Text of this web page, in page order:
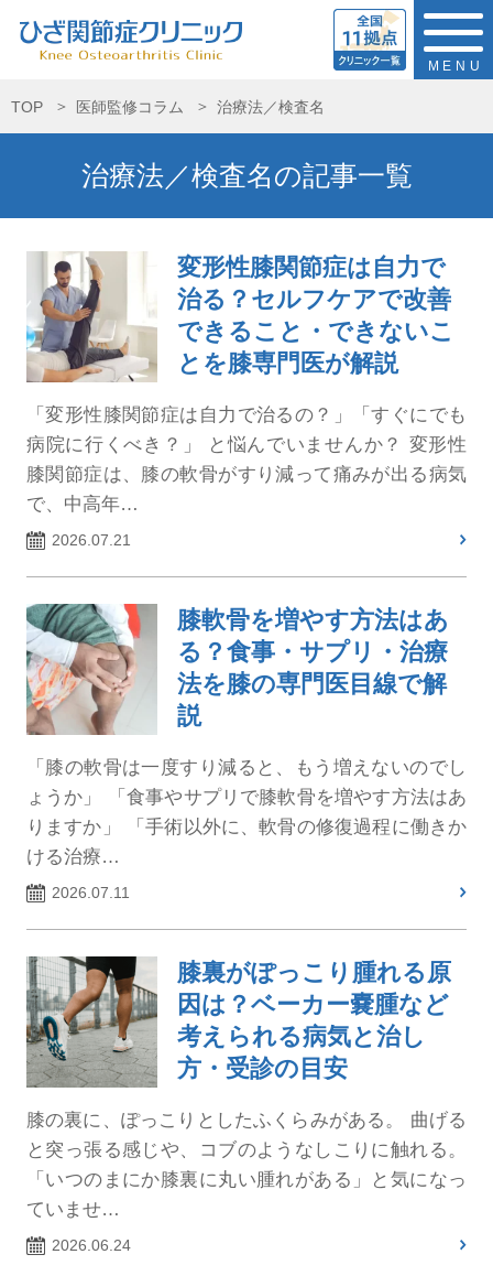
MENU
TOP 医師監修コラム 治療法／検査名
治療法／検査名の記事一覧
変形性膝関節症は自力で
治る？セルフケアで改善
できること・できないこ
とを膝専門医が解説
「変形性膝関節症は自力で治るの？」「すぐにでも
病院に行くべき？」 と悩んでいませんか？ 変形性
膝関節症は、膝の軟骨がすり減って痛みが出る病気
で、中高年…
2026.07.21
膝軟骨を増やす方法はあ
る？食事・サプリ・治療
法を膝の専門医目線で解
説
「膝の軟骨は一度すり減ると、もう増えないのでし
ょうか」 「食事やサプリで膝軟骨を増やす方法はあ
りますか」 「手術以外に、軟骨の修復過程に働きか
ける治療…
2026.07.11
膝裏がぽっこり腫れる原
因は？ベーカー嚢腫など
考えられる病気と治し
方・受診の目安
膝の裏に、ぽっこりとしたふくらみがある。 曲げる
と突っ張る感じや、コブのようなしこりに触れる。
「いつのまにか膝裏に丸い腫れがある」と気になっ
ていませ…
2026.06.24